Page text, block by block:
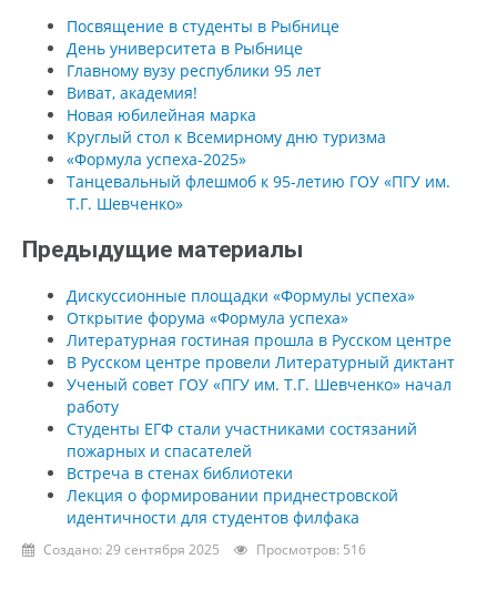
Посвящение в студенты в Рыбнице
День университета в Рыбнице
Главному вузу республики 95 лет
Виват, академия!
Новая юбилейная марка
Круглый стол к Всемирному дню туризма
«Формула успеха-2025»
Танцевальный флешмоб к 95-летию ГОУ «ПГУ им.
Т.Г. Шевченко»
Предыдущие материалы
Дискуссионные площадки «Формулы успеха»
Открытие форума «Формула успеха»
Литературная гостиная прошла в Русском центре
В Русском центре провели Литературный диктант
Ученый совет ГОУ «ПГУ им. Т.Г. Шевченко» начал
работу
Студенты ЕГФ стали участниками состязаний
пожарных и спасателей
Встреча в стенах библиотеки
Лекция о формировании приднестровской
идентичности для студентов филфака
Создано: 29 сентября 2025 Просмотров: 516